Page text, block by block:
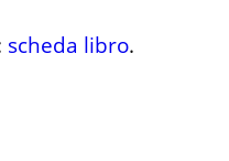
scheda libro.